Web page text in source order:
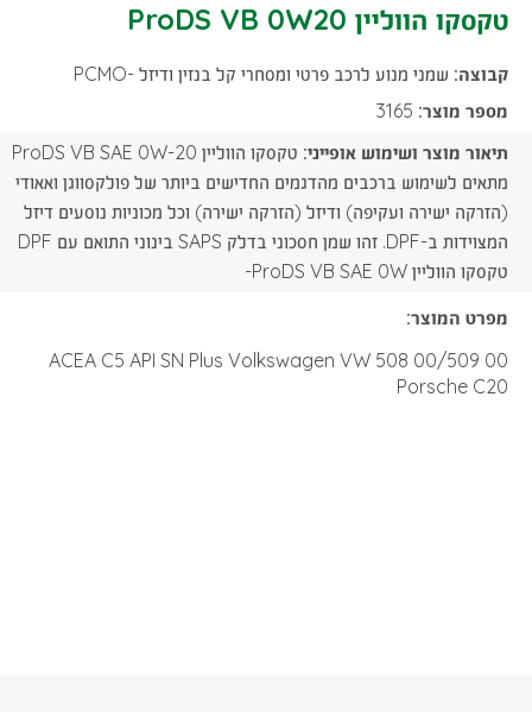
VB
0W20
-
הורדת
קובץ
PDF
ProDS
VB
-
הורדת
קובץ
PDF
טקסקו הווליין ProDS VB 0W20
קבוצה: שמני מנוע לרכב פרטי ומסחרי קל בנזין ודיזל -PCMO
מספר מוצר:
תיאור מוצר ושימוש אופייני:
טקסקו הווליין ProDS VB SAE 0W-20
מתאים לשימוש ברכבים מהדגמים החדישים ביותר של פולקסווגן ואאודי
(הזרקה ישירה ועקיפה) ודיזל (הזרקה ישירה) וכל מכוניות נוסעים דיזל
המצוידות ב-DPF. זהו שמן חסכוני בדלק SAPS בינוני התואם עם DPF
טקסקו הווליין ProDS VB SAE 0W-
מפרט המוצר:
ACEA C5 API SN Plus Volkswagen VW 508 00/509 00
Porsche C20